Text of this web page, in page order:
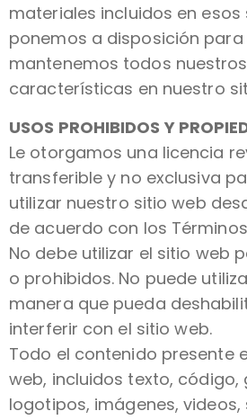
materiales incluidos en esos
ponemos a disposición
mantenemos todos
características en nuestro
USOS PROHIBIDOS Y
Le otorgamos una licencia
transferible y no exclusiva
utilizar nuestro sitio web
de acuerdo con los
No debe utilizar el sitio web
o prohibidos. No puede
manera que pueda
interferir con el sitio web.
Todo el contenido presente
web, incluidos texto, código,
logotipos, imágenes,